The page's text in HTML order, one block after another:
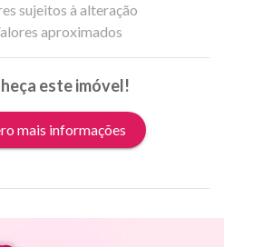
sujeitos à alteração
aproximados
este imóvel!
mais informações